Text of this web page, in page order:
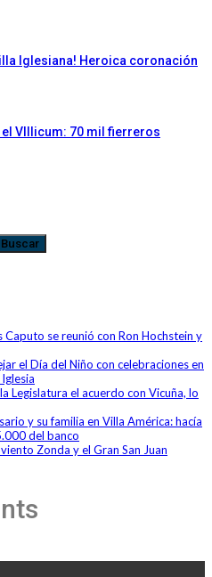
Iglesiana! Heroica coronación
VIllicum: 70 mil fierreros
Buscar
Caputo se reunió con Ron Hochstein y
el Día del Niño con celebraciones en
Legislatura el acuerdo con Vicuña, lo
y su familia en Villa América: hacía
del banco
Zonda y el Gran San Juan